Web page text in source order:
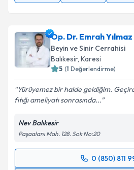
Op. Dr. Emrah Yılmaz
Beyin ve Sinir Cerrahisi
Balıkesir, Karesi
5 (1 Değerlendirme)
Yürüyemez bir halde geldiğim.
fıtığı ameliyatı sonrasında...
Nev Balıkesir
Paşaalanı Mah. 128. Sok No:20
0 (850) 811
Randevu Takvimi Talebi